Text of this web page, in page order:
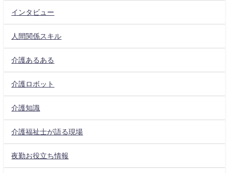
インタビュー
人間関係スキル
介護あるある
介護ロボット
介護知識
介護福祉士が語る現場
夜勤お役立ち情報